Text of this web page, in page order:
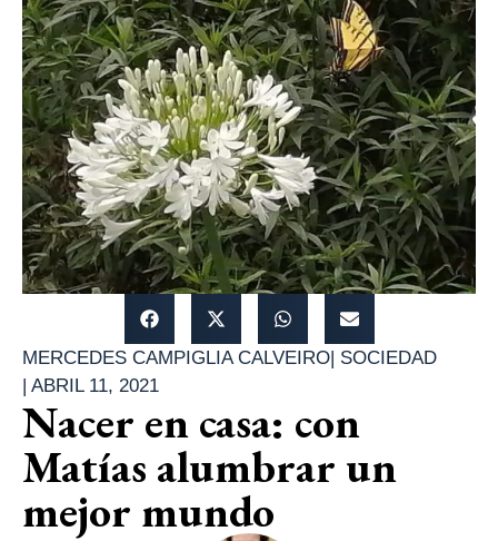
MERCEDES CAMPIGLIA CALVEIRO| SOCIEDAD
| ABRIL 11, 2021
Nacer en casa: con
Matías alumbrar un
mejor mundo